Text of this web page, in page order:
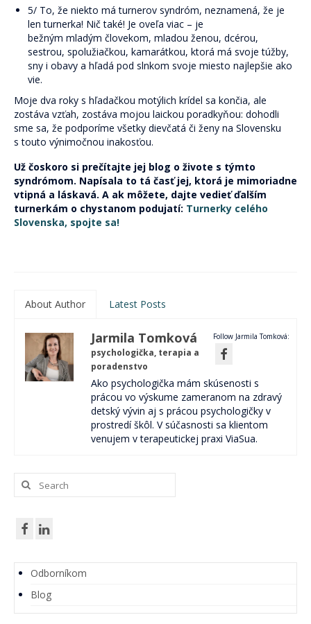
5/ To, že niekto má turnerov syndróm, neznamená, že je
len turnerka! Nič také! Je oveľa viac – je
bežným mladým človekom, mladou ženou, dcérou,
sestrou, spolužiačkou, kamarátkou, ktorá má svoje túžby,
sny i obavy a hľadá pod slnkom svoje miesto najlepšie ako
vie.
Moje dva roky s hľadačkou motýlich krídel sa končia, ale
zostáva vzťah, zostáva mojou laickou poradkyňou: dohodli
sme sa, že podporíme všetky dievčatá či ženy na Slovensku
s touto výnimočnou inakosťou.
Už čoskoro si prečítajte jej blog o živote s týmto
syndrómom. Napísala to tá časť jej, ktorá je mimoriadne
vtipná a láskavá. A ak môžete, dajte vedieť ďalším
turnerkám o chystanom podujatí: Turnerky celého
Slovenska, spojte sa!
About Author Latest Posts
Follow Jarmila Tomková:
Jarmila Tomková
psychologička, terapia a
poradenstvo
Ako psychologička mám skúsenosti s
prácou vo výskume zameranom na zdravý
detský vývin aj s prácou psychologičky v
prostredí škôl. V súčasnosti sa klientom
venujem v terapeutickej praxi ViaSua.
Search
for:
Odborníkom
Blog